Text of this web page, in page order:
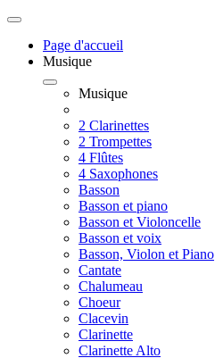
Page d'accueil
Musique
Musique
2 Clarinettes
2 Trompettes
4 Flûtes
4 Saxophones
Basson
Basson et piano
Basson et Violoncelle
Basson et voix
Basson, Violon et Piano
Cantate
Chalumeau
Choeur
Clacevin
Clarinette
Clarinette Alto